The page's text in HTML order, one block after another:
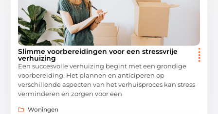
Slimme voorbereidingen voor een stressvrije
verhuizing
Een succesvolle verhuizing begint met een grondige
voorbereiding. Het plannen en anticiperen op
verschillende aspecten van het verhuisproces kan stress
verminderen en zorgen voor een
Woningen